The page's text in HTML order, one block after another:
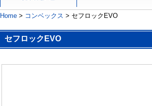
Home > コンベックス > セフロックEVO
セフロックEVO